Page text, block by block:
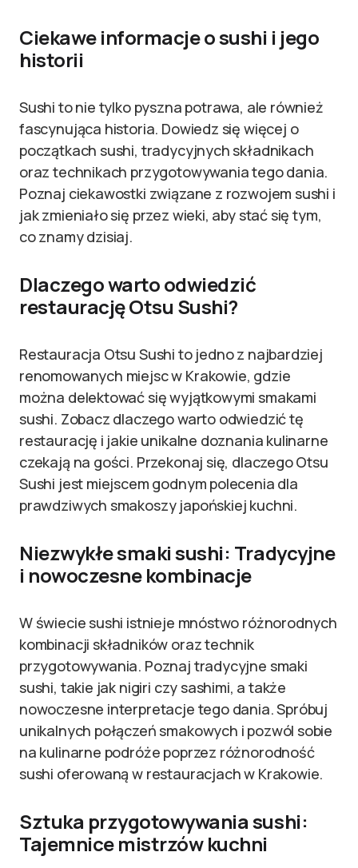
Ciekawe informacje o sushi i jego
historii
Sushi to nie tylko pyszna potrawa, ale również
fascynująca historia. Dowiedz się więcej o
początkach sushi, tradycyjnych składnikach
oraz technikach przygotowywania tego dania.
Poznaj ciekawostki związane z rozwojem sushi i
jak zmieniało się przez wieki, aby stać się tym,
co znamy dzisiaj.
Dlaczego warto odwiedzić
restaurację Otsu Sushi?
Restauracja Otsu Sushi to jedno z najbardziej
renomowanych miejsc w Krakowie, gdzie
można delektować się wyjątkowymi smakami
sushi. Zobacz dlaczego warto odwiedzić tę
restaurację i jakie unikalne doznania kulinarne
czekają na gości. Przekonaj się, dlaczego Otsu
Sushi jest miejscem godnym polecenia dla
prawdziwych smakoszy japońskiej kuchni.
Niezwykłe smaki sushi: Tradycyjne
i nowoczesne kombinacje
W świecie sushi istnieje mnóstwo różnorodnych
kombinacji składników oraz technik
przygotowywania. Poznaj tradycyjne smaki
sushi, takie jak nigiri czy sashimi, a także
nowoczesne interpretacje tego dania. Spróbuj
unikalnych połączeń smakowych i pozwól sobie
na kulinarne podróże poprzez różnorodność
sushi oferowaną w restauracjach w Krakowie.
Sztuka przygotowywania sushi:
Tajemnice mistrzów kuchni